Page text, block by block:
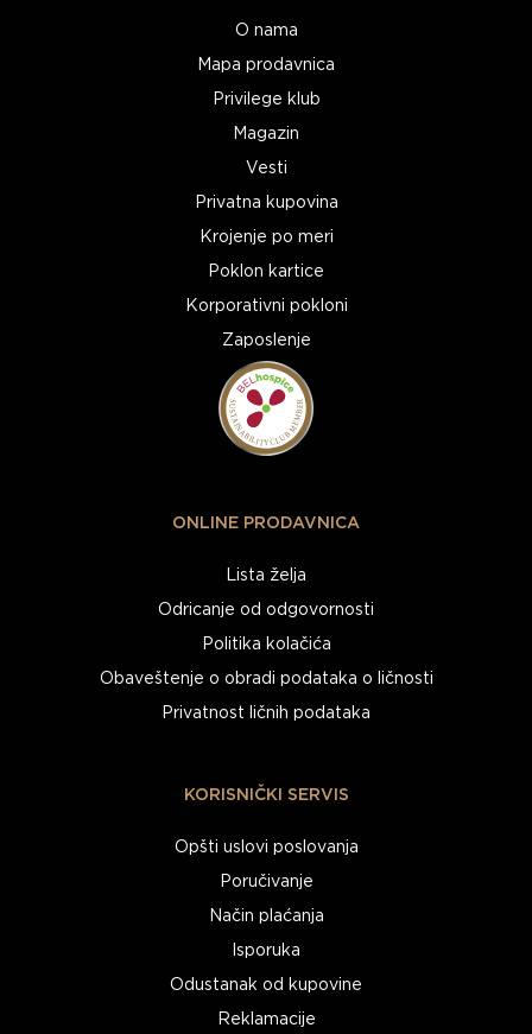
O nama
Mapa prodavnica
Privilege klub
Magazin
Vesti
Privatna kupovina
Krojenje po meri
Poklon kartice
Korporativni pokloni
Zaposlenje
ONLINE PRODAVNICA
Lista želja
Odricanje od odgovornosti
Politika kolačića
Obaveštenje o obradi podataka o ličnosti
Privatnost ličnih podataka
KORISNIČKI SERVIS
Opšti uslovi poslovanja
Poručivanje
Način plaćanja
Isporuka
Odustanak od kupovine
Reklamacije